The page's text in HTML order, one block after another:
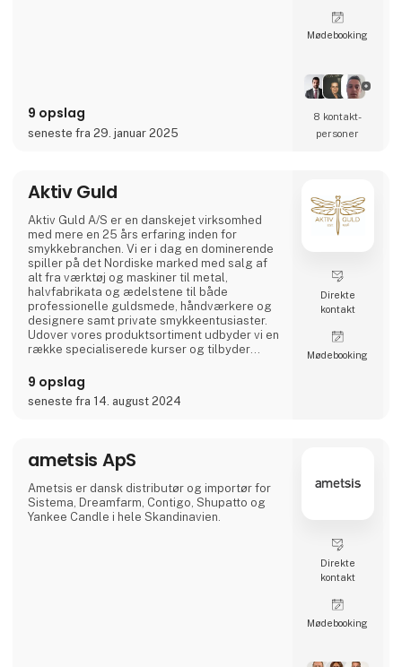
9 opslag
seneste fra 29. januar 2025
Møde­booking
8 kontakt­
personer
Aktiv Guld
Aktiv Guld A/S er en danskejet virksomhed
med mere en 25 års erfaring inden for
smykkebranchen. Vi er i dag en dominerende
spiller på det Nordiske marked med salg af
alt fra værktøj og maskiner til metal,
halvfabrikata og ædelstene til både
professionelle guldsmede, håndværkere og
designere samt private smykkeentusiaster.
Udover vores produktsortiment udbyder vi en
række specialiserede kurser og tilbyder
servicecenter eller hos vores internationale
samarbejdspartnere.
rådgiver. Med produkter af absolut højeste
kvalitet, stor faglig
9 opslag
seneste fra 14. august 2024
Direkte
kontakt
Møde­booking
ametsis ApS
Ametsis er dansk distributør og importør for
Sistema, Dreamfarm, Contigo, Shupatto og
Yankee Candle i hele Skandinavien.
Direkte
kontakt
Møde­booking